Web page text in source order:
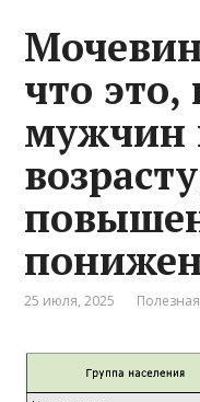
что
мужчин
25 июля, 2025